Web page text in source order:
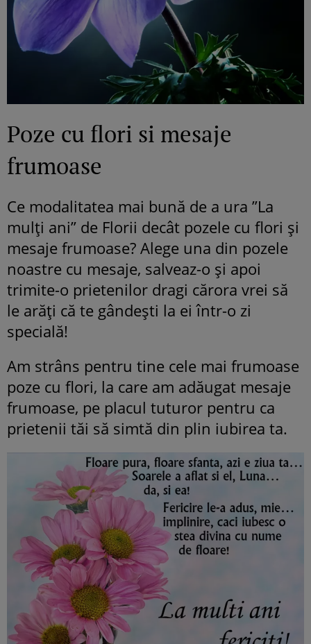
Poze cu flori si mesaje
frumoase
Ce modalitatea mai bună de a ura ”La
mulți ani” de Florii decât pozele cu flori și
mesaje frumoase? Alege una din pozele
noastre cu mesaje, salveaz-o și apoi
trimite-o prietenilor dragi cărora vrei să
le arăți că te gândești la ei într-o zi
specială!
Am strâns pentru tine cele mai frumoase
poze cu flori, la care am adăugat mesaje
frumoase, pe placul tuturor pentru ca
prietenii tăi să simtă din plin iubirea ta.